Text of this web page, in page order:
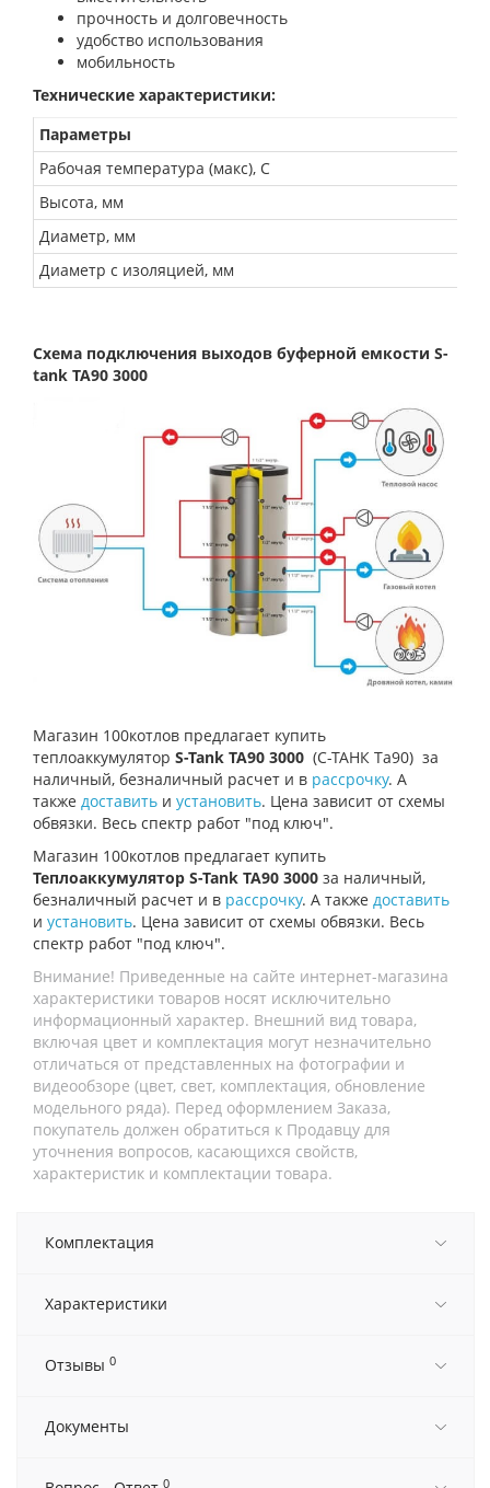
прочность и долговечность
удобство использования
мобильность
Технические характеристики:
Параметры
Рабочая температура (макс), С
Высота, мм
Диаметр, мм
Диаметр с изоляцией, мм
Схема подключения выходов буферной емкости S-
tank TA90 3000
Магазин 100котлов предлагает купить
теплоаккумулятор S-Tank TA90 3000 (С-ТАНК Та90) за
наличный, безналичный расчет и в рассрочку. А
также доставить и установить. Цена зависит от схемы
обвязки. Весь спектр работ "под ключ".
Магазин 100котлов предлагает купить
Теплоаккумулятор S-Tank TA90 3000 за наличный,
безналичный расчет и в рассрочку. А также доставить
и установить. Цена зависит от схемы обвязки. Весь
спектр работ "под ключ".
Внимание! Приведенные на сайте интернет-магазина
характеристики товаров носят исключительно
информационный характер. Внешний вид товара,
включая цвет и комплектация могут незначительно
отличаться от представленных на фотографии и
видеообзоре (цвет, свет, комплектация, обновление
модельного ряда). Перед оформлением Заказа,
покупатель должен обратиться к Продавцу для
уточнения вопросов, касающихся свойств,
характеристик и комплектации товара.
Комплектация
Характеристики
Отзывы 0
Документы
0